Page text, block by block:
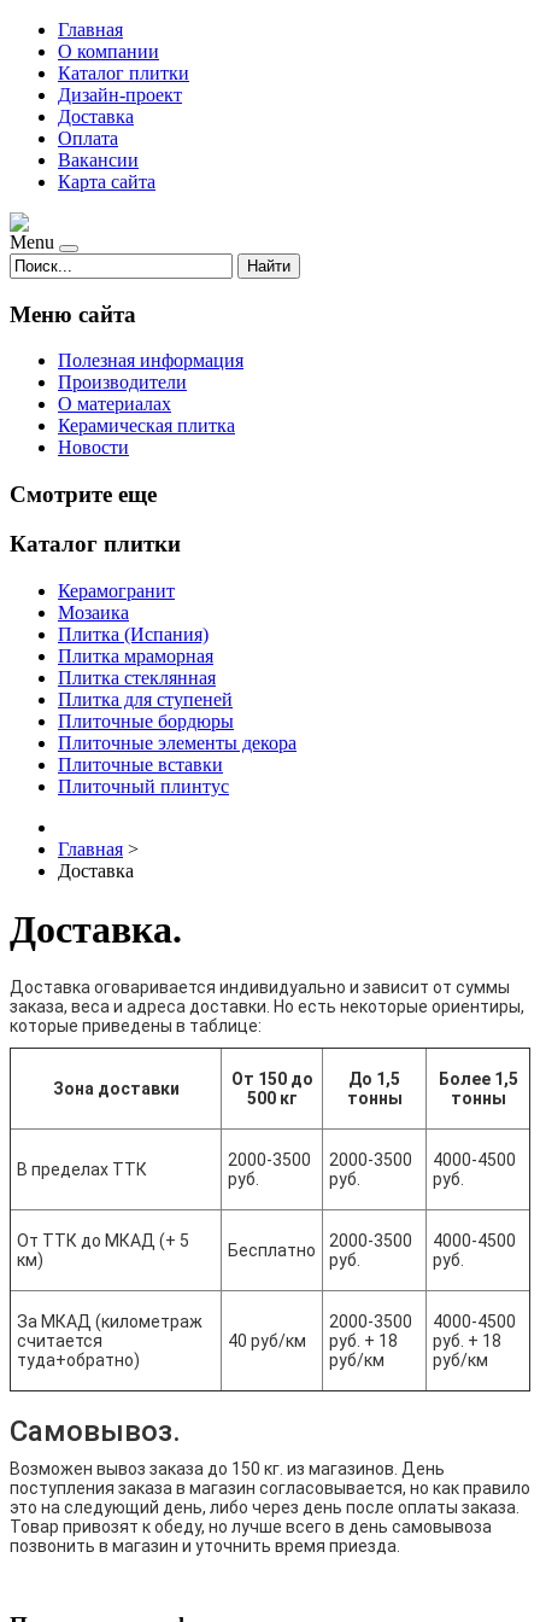
Главная
О компании
Каталог плитки
Дизайн-проект
Доставка
Оплата
Вакансии
Карта сайта
Menu
Найти
Меню сайта
Полезная информация
Производители
О материалах
Керамическая плитка
Новости
Смотрите еще
Каталог плитки
Керамогранит
Мозаика
Плитка (Испания)
Плитка мраморная
Плитка стеклянная
Плитка для ступеней
Плиточные бордюры
Плиточные элементы декора
Плиточные вставки
Плиточный плинтус
Главная >
Доставка
Доставка.
Доставка оговаривается индивидуально и зависит от суммы
заказа, веса и адреса доставки. Но есть некоторые ориентиры,
которые приведены в таблице:
Зона доставки
От 150 до
500 кг
До 1,5
тонны
Более 1,5
тонны
В пределах ТТК
2000-3500
руб.
2000-3500
руб.
4000-4500
руб.
От ТТК до МКАД (+ 5
км)
Бесплатно
2000-3500
руб.
4000-4500
руб.
За МКАД (километраж
считается
туда+обратно)
40 руб/км
2000-3500
руб. + 18
руб/км
4000-4500
руб. + 18
руб/км
Самовывоз.
Возможен вывоз заказа до 150 кг. из магазинов. День
поступления заказа в магазин согласовывается, но как правило
это на следующий день, либо через день после оплаты заказа.
Товар привозят к обеду, но лучше всего в день самовывоза
позвонить в магазин и уточнить время приезда.